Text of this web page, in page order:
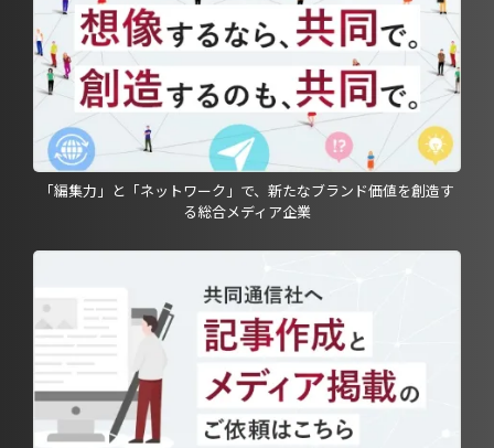
「編集力」と「ネットワーク」で、新たなブランド価値を創造す
る総合メディア企業